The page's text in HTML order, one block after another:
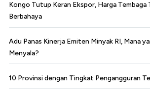
Kongo Tutup Keran Ekspor, Harga Tembaga
Berbahaya
Adu Panas Kinerja Emiten Minyak RI, Mana
Menyala?
10 Provinsi dengan Tingkat Pengangguran